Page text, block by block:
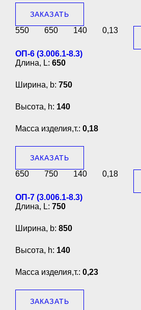
ЗАКАЗАТЬ
550 650 140 0,13
ОП-6 (3.006.1-8.3)
Длина, L: 650
Ширина, b: 750
Высота, h: 140
Масса изделия,т.: 0,18
ЗАКАЗАТЬ
650 750 140 0,18
ОП-7 (3.006.1-8.3)
Длина, L: 750
Ширина, b: 850
Высота, h: 140
Масса изделия,т.: 0,23
ЗАКАЗАТЬ